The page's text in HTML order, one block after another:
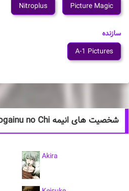
Picture Magic
Nitroplus
سازنده
A-1 Pictures
شخصیت های انیمه Togainu no Chi
Akira